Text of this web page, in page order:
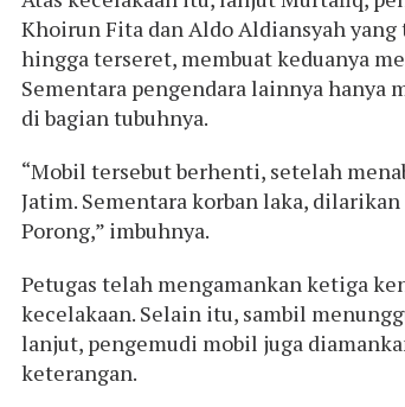
Khoirun Fita dan Aldo Aldiansyah
hingga terseret, membuat keduanya
Sementara pengendara lainnya hanya
di bagian tubuhnya.
“Mobil tersebut berhenti, setelah
Jatim. Sementara korban laka, dilarikan
Porong,” imbuhnya.
Petugas telah mengamankan ketiga
kecelakaan. Selain itu, sambil
lanjut, pengemudi mobil juga
keterangan.